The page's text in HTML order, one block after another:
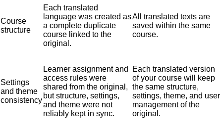
Course
structure
Each translated
language was created as
a complete duplicate
course linked to the
original.
All translated texts are
saved within the same
course.
Settings
and theme
consistency
Learner assignment and
access rules were
shared from the original,
but structure, settings,
and theme were not
reliably kept in sync.
Each translated version
of your course will keep
the same structure,
settings, theme, and user
management of the
original.